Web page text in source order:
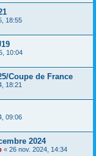
18:55
10:04
Coupe de France
18:21
09:06
2024
« 26 nov. 2024, 14:34